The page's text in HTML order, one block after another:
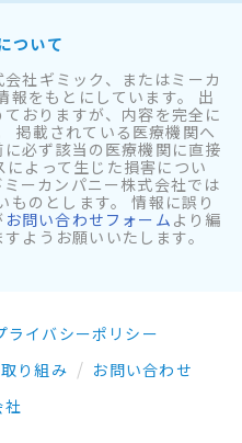
ついて
社ギミック、またはミーカ
報をもとにしています。 出
おりますが、内容を完全に
掲載されている医療機関へ
必ず該当の医療機関に直接
よって生じた損害につい
ーカンパニー株式会社では
ものとします。 情報に誤り
お問い合わせフォーム より編
ようお願いいたします。
ライバシーポリシー
り組み
お問い合わせ